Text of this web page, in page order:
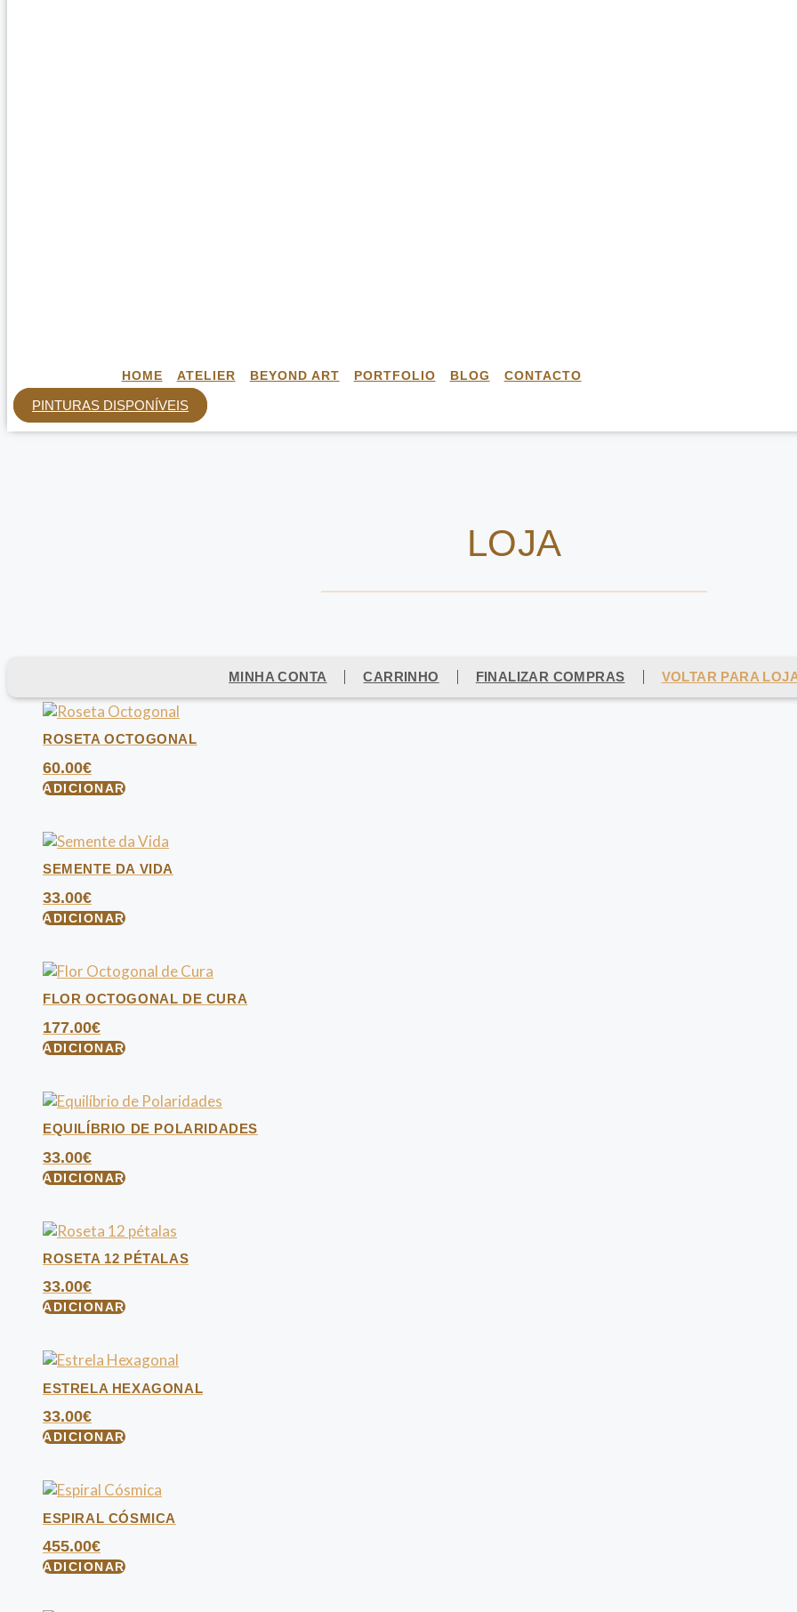
HOME ATELIER BEYOND ART PORTFOLIO BLOG CONTACTO
PINTURAS DISPONÍVEIS
LOJA
MINHA CONTA CARRINHO FINALIZAR COMPRAS VOLTAR PARA
ROSETA OCTOGONAL
60.00€
ADICIONAR
SEMENTE DA VIDA
33.00€
ADICIONAR
FLOR OCTOGONAL DE CURA
177.00€
ADICIONAR
EQUILÍBRIO DE POLARIDADES
33.00€
ADICIONAR
ROSETA 12 PÉTALAS
33.00€
ADICIONAR
ESTRELA HEXAGONAL
33.00€
ADICIONAR
ESPIRAL CÓSMICA
455.00€
ADICIONAR